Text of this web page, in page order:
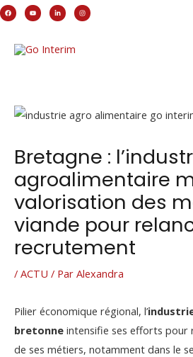
Aller
contenu
Bretagne :
agroalimentaire
valorisation des
viande pour
recrutement
/ ACTU / Par Alexandra
Pilier économique régional, l’
bretonne intensifie ses efforts pour
de ses métiers, notamment dans le
des